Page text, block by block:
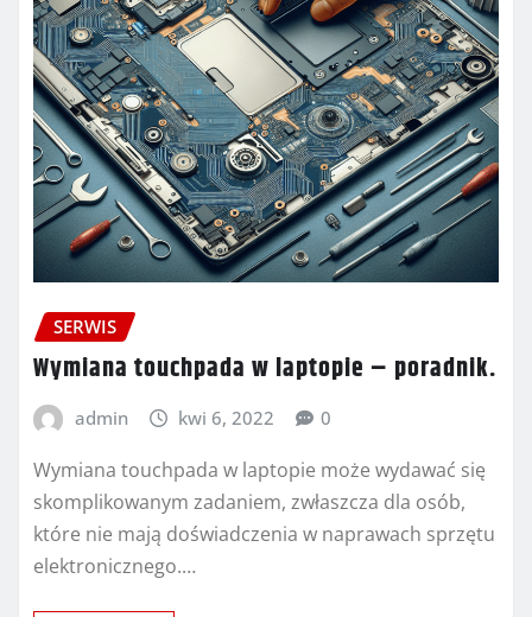
SERWIS
Wymiana touchpada w laptopie – poradnik.
admin kwi 6, 2022 0
Wymiana touchpada w laptopie może wydawać się
skomplikowanym zadaniem, zwłaszcza dla osób,
które nie mają doświadczenia w naprawach sprzętu
elektronicznego.…